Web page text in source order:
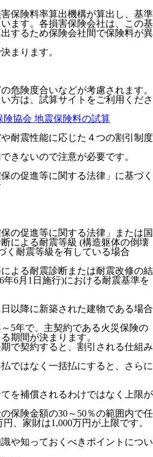
保険料率算出機構が算出し、基準
ます。各損害保険会社は、この基
するため保険会社間で保険料が異
まります。
危険度合いなどが考慮されます。
方は、試算サイトをご利用くださ
協会 地震保険料の試算
耐震性能に応じた４つの割引制度
きないので注意が必要です。
の促進等に関する法律」に基づく
の促進等に関する法律」または国
による耐震等級 (構造躯体の倒壊
く耐震等級を有している場合
よる耐震診断または耐震改修の結
6月1日施行)における耐震基準を
以降に新築された建物である場合
5年で、主契約である火災保険の
期間が決まります。
で契約すると、割引される仕組み
ではなく一括払にすると、さらに
を補償されるわけではなく上限が
保険金額の30～50％の範囲内で任
、家財は1,000万円が上限です。
や知っておくべきポイントについ